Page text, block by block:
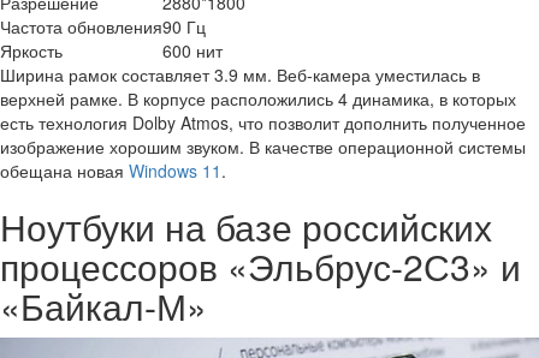
Частота обновления90 Гц
Яркость
600 нит
Ширина рамок составляет 3.9 мм. Веб-камера уместилась в
верхней рамке. В корпусе расположились 4 динамика, в которых
есть технология Dolby Atmos, что позволит дополнить полученное
изображение хорошим звуком. В качестве операционной системы
обещана новая Windows 11 .
Ноутбуки на базе российских
процессоров «Эльбрус-2С3» и
«Байкал-М»